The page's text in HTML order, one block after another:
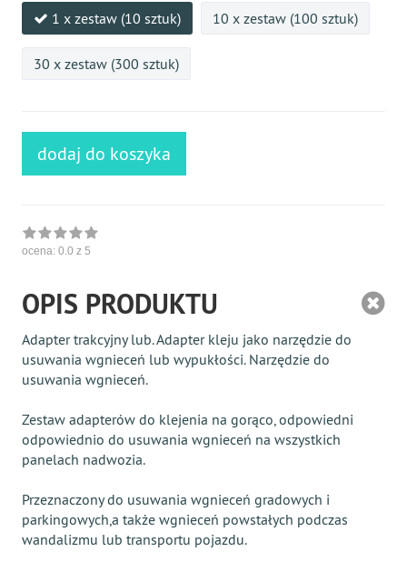
1 x zestaw (10 sztuk) 10 x zestaw (100 sztuk)
30 x zestaw (300 sztuk)
dodaj do koszyka
ocena: 0.0 z 5
OPIS PRODUKTU
Adapter trakcyjny lub. Adapter kleju jako narzędzie do
usuwania wgnieceń lub wypukłości. Narzędzie do
usuwania wgnieceń.
Zestaw adapterów do klejenia na gorąco, odpowiedni
odpowiednio do usuwania wgnieceń na wszystkich
panelach nadwozia.
Przeznaczony do usuwania wgnieceń gradowych i
parkingowych,a także wgnieceń powstałych podczas
wandalizmu lub transportu pojazdu.